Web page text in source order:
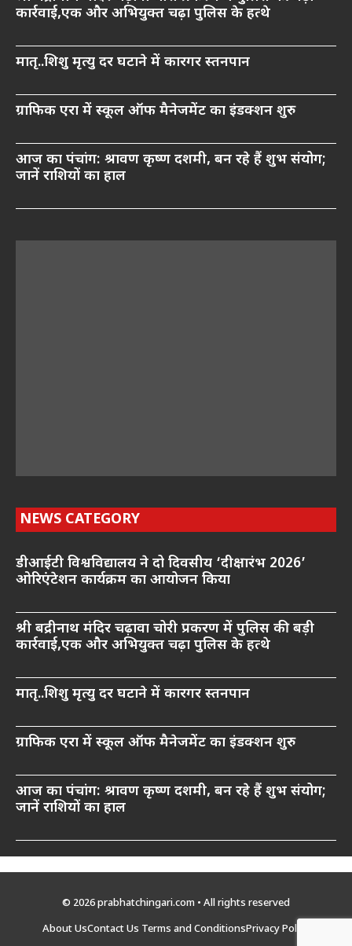
कार्रवाई,एक और अभियुक्त चढ़ा पुलिस के हत्थे
मातृ..शिशु मृत्यु दर घटाने में कारगर स्तनपान
ग्राफिक एरा में स्कूल ऑफ मैनेजमेंट का इंडक्शन शुरु
आज का पंचांग: श्रावण कृष्ण दशमी, बन रहे हैं शुभ संयोग;
जानें राशियों का हाल
NEWS CATEGORY
डीआईटी विश्वविद्यालय ने दो दिवसीय ‘दीक्षारंभ 2026’
ओरिएंटेशन कार्यक्रम का आयोजन किया
श्री बद्रीनाथ मंदिर चढ़ावा चोरी प्रकरण में पुलिस की बड़ी
कार्रवाई,एक और अभियुक्त चढ़ा पुलिस के हत्थे
मातृ..शिशु मृत्यु दर घटाने में कारगर स्तनपान
ग्राफिक एरा में स्कूल ऑफ मैनेजमेंट का इंडक्शन शुरु
आज का पंचांग: श्रावण कृष्ण दशमी, बन रहे हैं शुभ संयोग;
जानें राशियों का हाल
© 2026 prabhatchingari.com • All rights reserved
About UsContact Us Terms and ConditionsPrivacy Policy